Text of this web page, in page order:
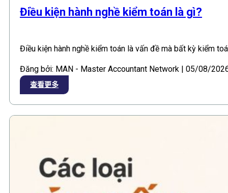
Điều kiện hành nghề kiểm toán là gì?
Điều kiện hành nghề kiểm toán là vấn đề mà bất kỳ kiểm
Đăng bởi: MAN - Master Accountant Network | 05/08/
查看更多